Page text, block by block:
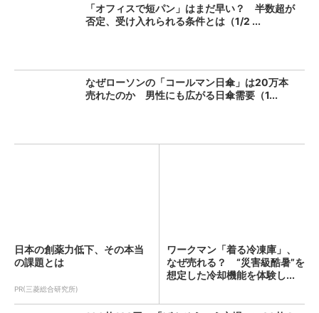
「オフィスで短パン」はまだ早い？ 半数超が
否定、受け入れられる条件とは（1/2 ...
なぜローソンの「コールマン日傘」は20万本
売れたのか 男性にも広がる日傘需要（1...
日本の創薬力低下、その本当
の課題とは
PR(三菱総合研究所)
ワークマン「着る冷凍庫」、
なぜ売れる？ “災害級酷暑”を
想定した冷却機能を体験し...